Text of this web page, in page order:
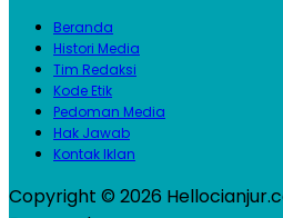
Beranda
Histori Media
Tim Redaksi
Kode Etik
Pedoman Media
Hak Jawab
Kontak Iklan
Copyright © 2026